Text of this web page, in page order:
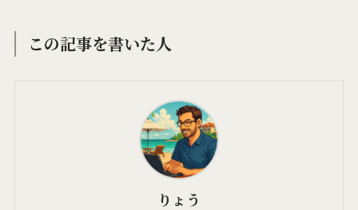
この記事を書いた人
りょう